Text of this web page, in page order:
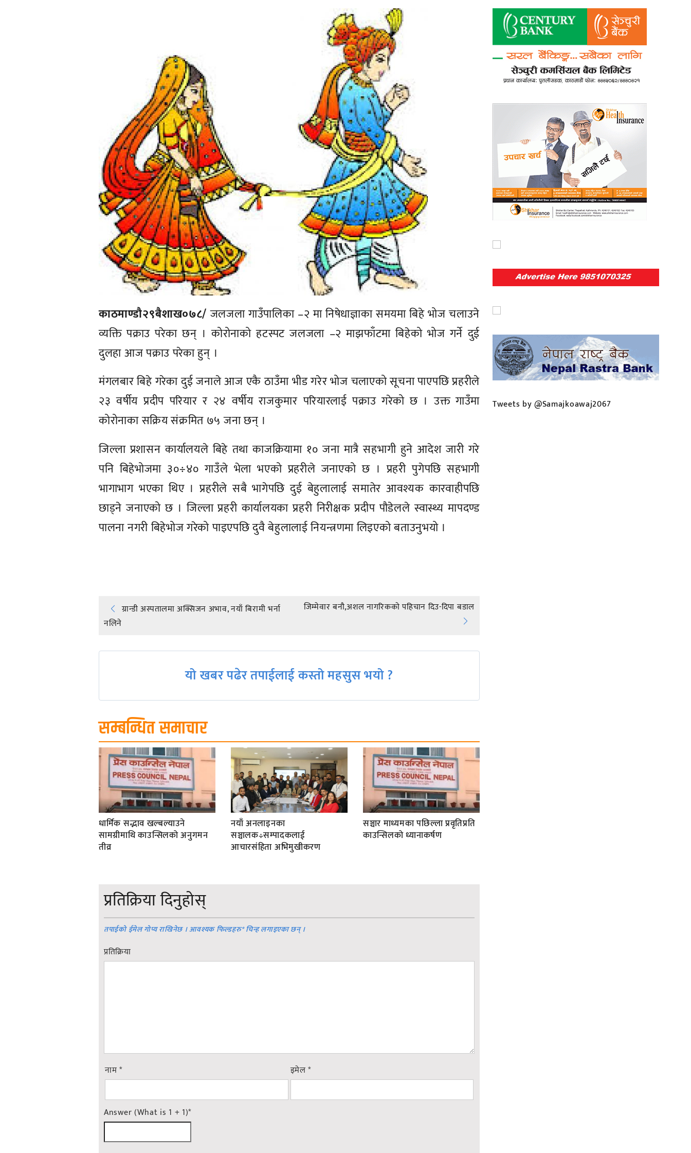
काठमाण्डाै२९बैशाख०७८/जलजला गाउँपालिका –२ मा निषेधाज्ञाका समयमा बिहे भोज चलाउने
व्यक्ति पक्राउ परेका छन् । कोरोनाको हटस्पट जलजला –२ माझफाँटमा बिहेको भोज गर्ने दुई
दुलहा आज पक्राउ परेका हुन् ।
मंगलबार बिहे गरेका दुई जनाले आज एकै ठाउँमा भीड गरेर भोज चलाएको सूचना पाएपछि प्रहरीले
२३ वर्षीय प्रदीप परियार र २४ वर्षीय राजकुमार परियारलाई पक्राउ गरेको छ । उक्त गाउँमा
कोरोनाका सक्रिय संक्रमित ७५ जना छन् ।
जिल्ला प्रशासन कार्यालयले बिहे तथा काजक्रियामा १० जना मात्रै सहभागी हुने आदेश जारी गरे
पनि बिहेभोजमा ३०÷४० गाउँले भेला भएको प्रहरीले जनाएको छ । प्रहरी पुगेपछि सहभागी
भागाभाग भएका थिए । प्रहरीले सबै भागेपछि दुई बेहुलालाई समातेर आवश्यक कारवाहीपछि
छाड्ने जनाएको छ । जिल्ला प्रहरी कार्यालयका प्रहरी निरीक्षक प्रदीप पौडेलले स्वास्थ्य मापदण्ड
पालना नगरी बिहेभोज गरेको पाइएपछि दुवै बेहुलालाई नियन्त्रणमा लिइएको बताउनुभयो ।
Post
navigation
ग्रान्डी अस्पतालमा अक्सिजन अभाव, नयाँ बिरामी भर्ना
नलिने
जिम्मेवार बनाै,अशल नागरिककाे पहिचान दिउ-दिपा बडाल
यो खबर पढेर तपाईलाई कस्तो महसुस भयो ?
सम्बन्धित समाचार
धार्मिक सद्भाव खल्बल्याउने
सामग्रीमाथि काउन्सिलको अनुगमन
तीव्र
नयाँ अनलाइनका
सञ्चालक÷सम्पादकलाई
आचारसंहिता अभिमुखीकरण
सञ्चार माध्यमका पछिल्ला प्रवृतिप्रति
काउन्सिलको ध्यानाकर्षण
प्रतिक्रिया दिनुहोस्
तपाईको ईमेल गोप्य राखिनेछ । आवश्यक फिल्डहरु*चिन्ह लगाइएका छन् ।
प्रतिक्रिया
नाम* इमेल*
Answer (What is 1 + 1)*
Tweets by @Samajkoawaj2067